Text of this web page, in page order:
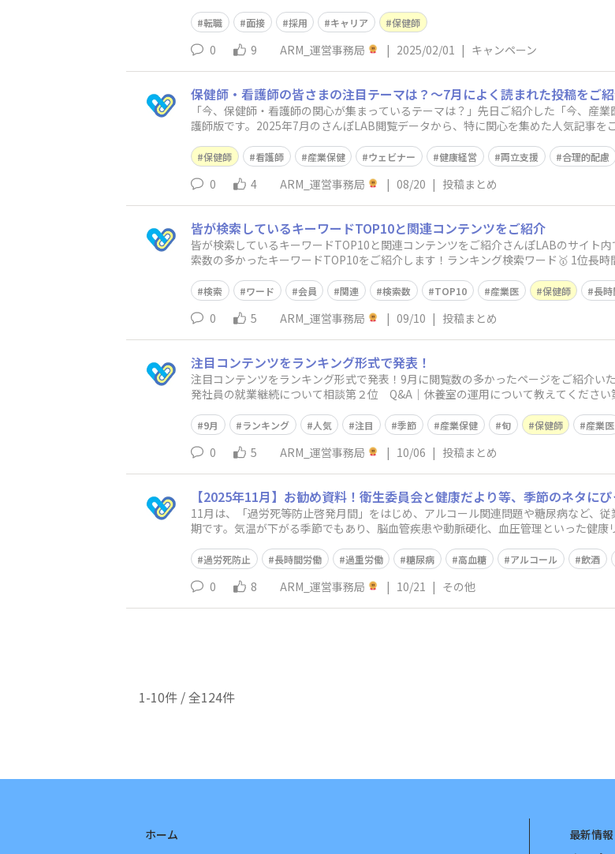
転職 面接 採用 キャリア 保健師
0 9 ARM_運営事務局 | 2025/02/01 | キャンペーン
保健師・看護師の皆さまの注目テーマは？～7月によく読まれた投稿をご
「今、保健師・看護師の関心が集まっているテーマは？」先日ご紹介した「今、産
護師版です。2025年7月のさんぽLAB閲覧データから、特に関心を集めた人気記事
保健師 看護師 産業保健 ウェビナー 健康経営 両立支援 合理的配慮
0 4 ARM_運営事務局 | 08/20 | 投稿まとめ
皆が検索しているキーワードTOP10と関連コンテンツをご紹介
皆が検索しているキーワードTOP10と関連コンテンツをご紹介さんぽLABのサイト
索数の多かったキーワードTOP10をご紹介します！ランキング検索ワード🥇 1位長
検索 ワード 会員 関連 検索数 TOP10 産業医 保健師 長
0 5 ARM_運営事務局 | 09/10 | 投稿まとめ
注目コンテンツをランキング形式で発表！
注目コンテンツをランキング形式で発表！9月に閲覧数の多かったページをご紹介
発社員の就業継続について相談第２位 Q&A｜休養室の運用について教えてくださ
9月 ランキング 人気 注目 季節 産業保健 旬 保健師 産業医
0 5 ARM_運営事務局 | 10/06 | 投稿まとめ
【2025年11月】お勧め資料！衛生委員会と健康だより等、季節のネタに
11月は、「過労死等防止啓発月間」をはじめ、アルコール関連問題や糖尿病など、
期です。気温が下がる季節でもあり、脳血管疾患や動脈硬化、血圧管理といった健
過労死防止 長時間労働 過重労働 糖尿病 高血糖 アルコール 飲酒
0 8 ARM_運営事務局 | 10/21 | その他
1-10件 / 全124件
ホーム
最新情報